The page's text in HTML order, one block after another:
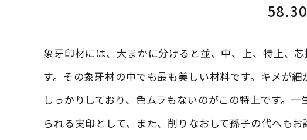
象牙印材には、大まかに分けると並、中、上、特上、
す。その象牙材の中でも最も美しい材料です。キメが細
しっかりしており、色ムラもないのがこの特上です。一
られる実印として、また、削りなおして孫子の代へもお